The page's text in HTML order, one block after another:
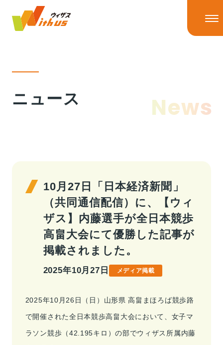
事業情報
事業情報トップ
高校・大学事業
カンパニー
学習塾事業
カンパニー
キャリア支援事業
カンパニー制度
企業情報
会社概要
役員紹介
沿革
お問い合わせ
お問い合わせトップ
ニュース News
10月27日「日本経済新聞」
（共同通信配信）に、【ウィ
ザス】内藤選手が全日本競歩
高畠大会にて優勝した記事が
掲載されました。
2025年10月27日 メディア掲載
2025年10月26日（日）山形県 高畠まほろば競歩路
で開催された全日本競歩高畠大会において、女子マ
ラソン競歩（42.195キロ）の部でウィザス所属内藤